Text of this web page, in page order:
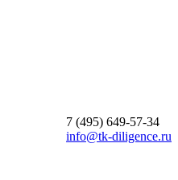
7 (495) 649-57-34
info@tk-diligence.ru